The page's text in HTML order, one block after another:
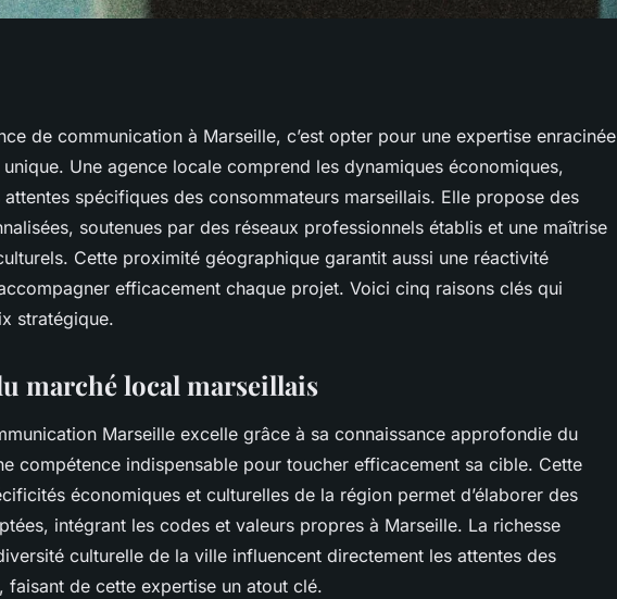
communication
clés
de communication à Marseille, c’est opter pour une expertise enracinée
Une agence locale comprend les dynamiques économiques,
spécifiques des consommateurs marseillais. Elle propose des
soutenues par des réseaux professionnels établis et une maîtrise
Cette proximité géographique garantit aussi une réactivité
efficacement chaque projet. Voici cinq raisons clés qui
stratégique.
marché local marseillais
Marseille excelle grâce à sa connaissance approfondie du
compétence indispensable pour toucher efficacement sa cible. Cette
économiques et culturelles de la région permet d’élaborer des
intégrant les codes et valeurs propres à Marseille. La richesse
culturelle de la ville influencent directement les attentes des
faisant de cette expertise un atout clé.